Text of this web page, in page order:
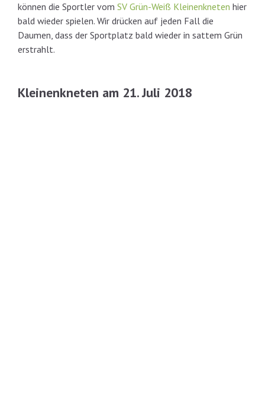
können die Sportler vom SV Grün-Weiß Kleinenkneten hier
bald wieder spielen. Wir drücken auf jeden Fall die
Daumen, dass der Sportplatz bald wieder in sattem Grün
erstrahlt.
Kleinenkneten am 21. Juli 2018